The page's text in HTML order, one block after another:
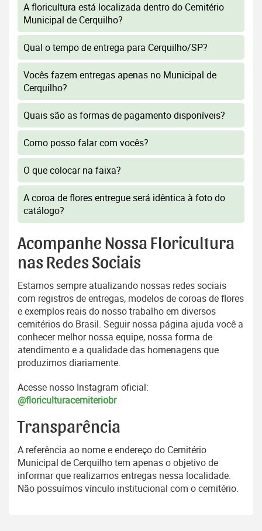
A floricultura está localizada dentro do Cemitério
Municipal de Cerquilho?
Qual o tempo de entrega para Cerquilho/SP?
Vocês fazem entregas apenas no Municipal de
Cerquilho?
Quais são as formas de pagamento disponíveis?
Como posso falar com vocês?
O que colocar na faixa?
A coroa de flores entregue será idêntica à foto do
catálogo?
Acompanhe Nossa Floricultura
nas Redes Sociais
Estamos sempre atualizando nossas redes sociais
com registros de entregas, modelos de coroas de flores
e exemplos reais do nosso trabalho em diversos
cemitérios do Brasil. Seguir nossa página ajuda você a
conhecer melhor nossa equipe, nossa forma de
atendimento e a qualidade das homenagens que
produzimos diariamente.
Acesse nosso Instagram oficial:
@floriculturacemiteriobr
Transparência
A referência ao nome e endereço do Cemitério
Municipal de Cerquilho tem apenas o objetivo de
informar que realizamos entregas nessa localidade.
Não possuímos vínculo institucional com o cemitério.